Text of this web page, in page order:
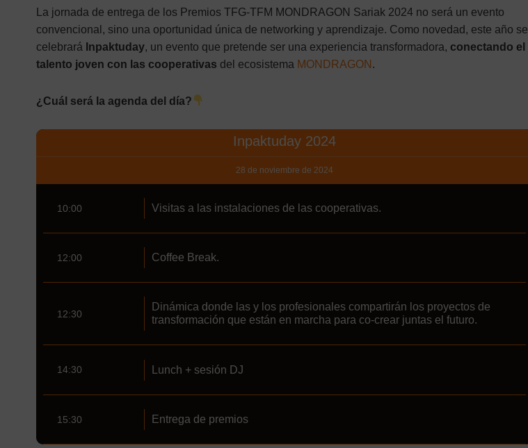
La jornada de entrega de los Premios TFG-TFM MONDRAGON Sariak 2024 no será un evento
convencional, sino una oportunidad única de networking y aprendizaje. Como novedad, este año se
celebrará Inpaktuday, un evento que pretende ser una experiencia transformadora, conectando el
talento joven con las cooperativas del ecosistema MONDRAGON .
¿Cuál será la agenda del día?
Inpaktuday 2024
28 de noviembre de 2024
10:00 Visitas a las instalaciones de las cooperativas.
12:00 Coffee Break.
12:30
Dinámica donde las y los profesionales compartirán los proyectos de
transformación que están en marcha para co-crear juntas el futuro.
14:30 Lunch + sesión DJ
15:30 Entrega de premios